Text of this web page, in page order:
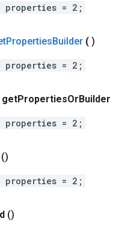
properties = 2;
PropertiesBuilder ( )
properties = 2;
getPropertiesOrBuilder
properties = 2;
()
properties = 2;
()